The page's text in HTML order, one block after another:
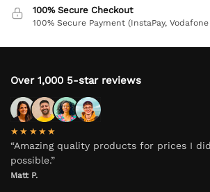
100% Secure Checkout
100% Secure Payment (InstaPay, Vodafone
Over 1,000 5-star reviews
★★★★★
“Amazing quality products for prices I
possible.”
Matt P.